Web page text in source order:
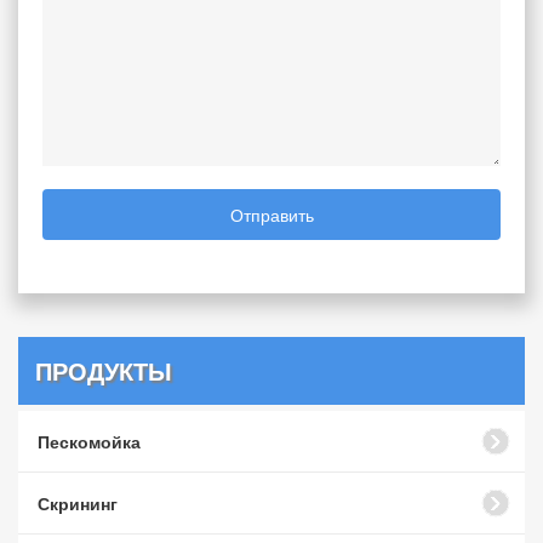
Отправить
ПРОДУКТЫ
Пескомойка
Скрининг